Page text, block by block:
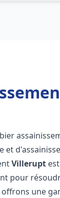
et
Villerupt
pour
une